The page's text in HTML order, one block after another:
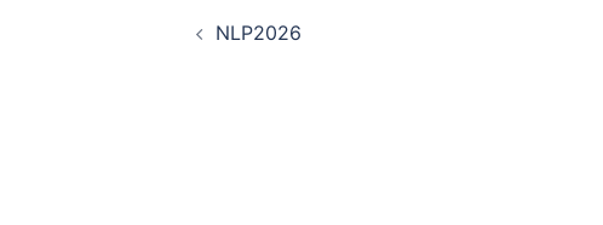
NLP2026